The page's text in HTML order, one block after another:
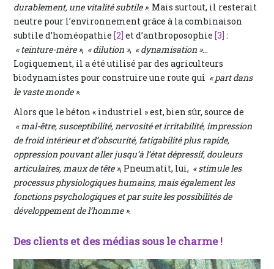
durablement, une vitalité subtile ». Mais surtout, il resterait
neutre pour l’environnement grâce à la combinaison
subtile d’homéopathie [2] et d’anthroposophie [3] :
« teinture-mère », « dilution », « dynamisation »…
Logiquement, il a été utilisé par des agriculteurs
biodynamistes pour construire une route qui « part dans
le vaste monde ».
Alors que le béton « industriel » est, bien sûr, source de
« mal-être, susceptibilité, nervosité et irritabilité, impression
de froid intérieur et d’obscurité, fatigabilité plus rapide,
oppression pouvant aller jusqu’à l’état dépressif, douleurs
articulaires, maux de tête », Pneumatit, lui, « stimule les
processus physiologiques humains, mais également les
fonctions psychologiques et par suite les possibilités de
développement de l’homme ».
Des clients et des médias sous le charme !